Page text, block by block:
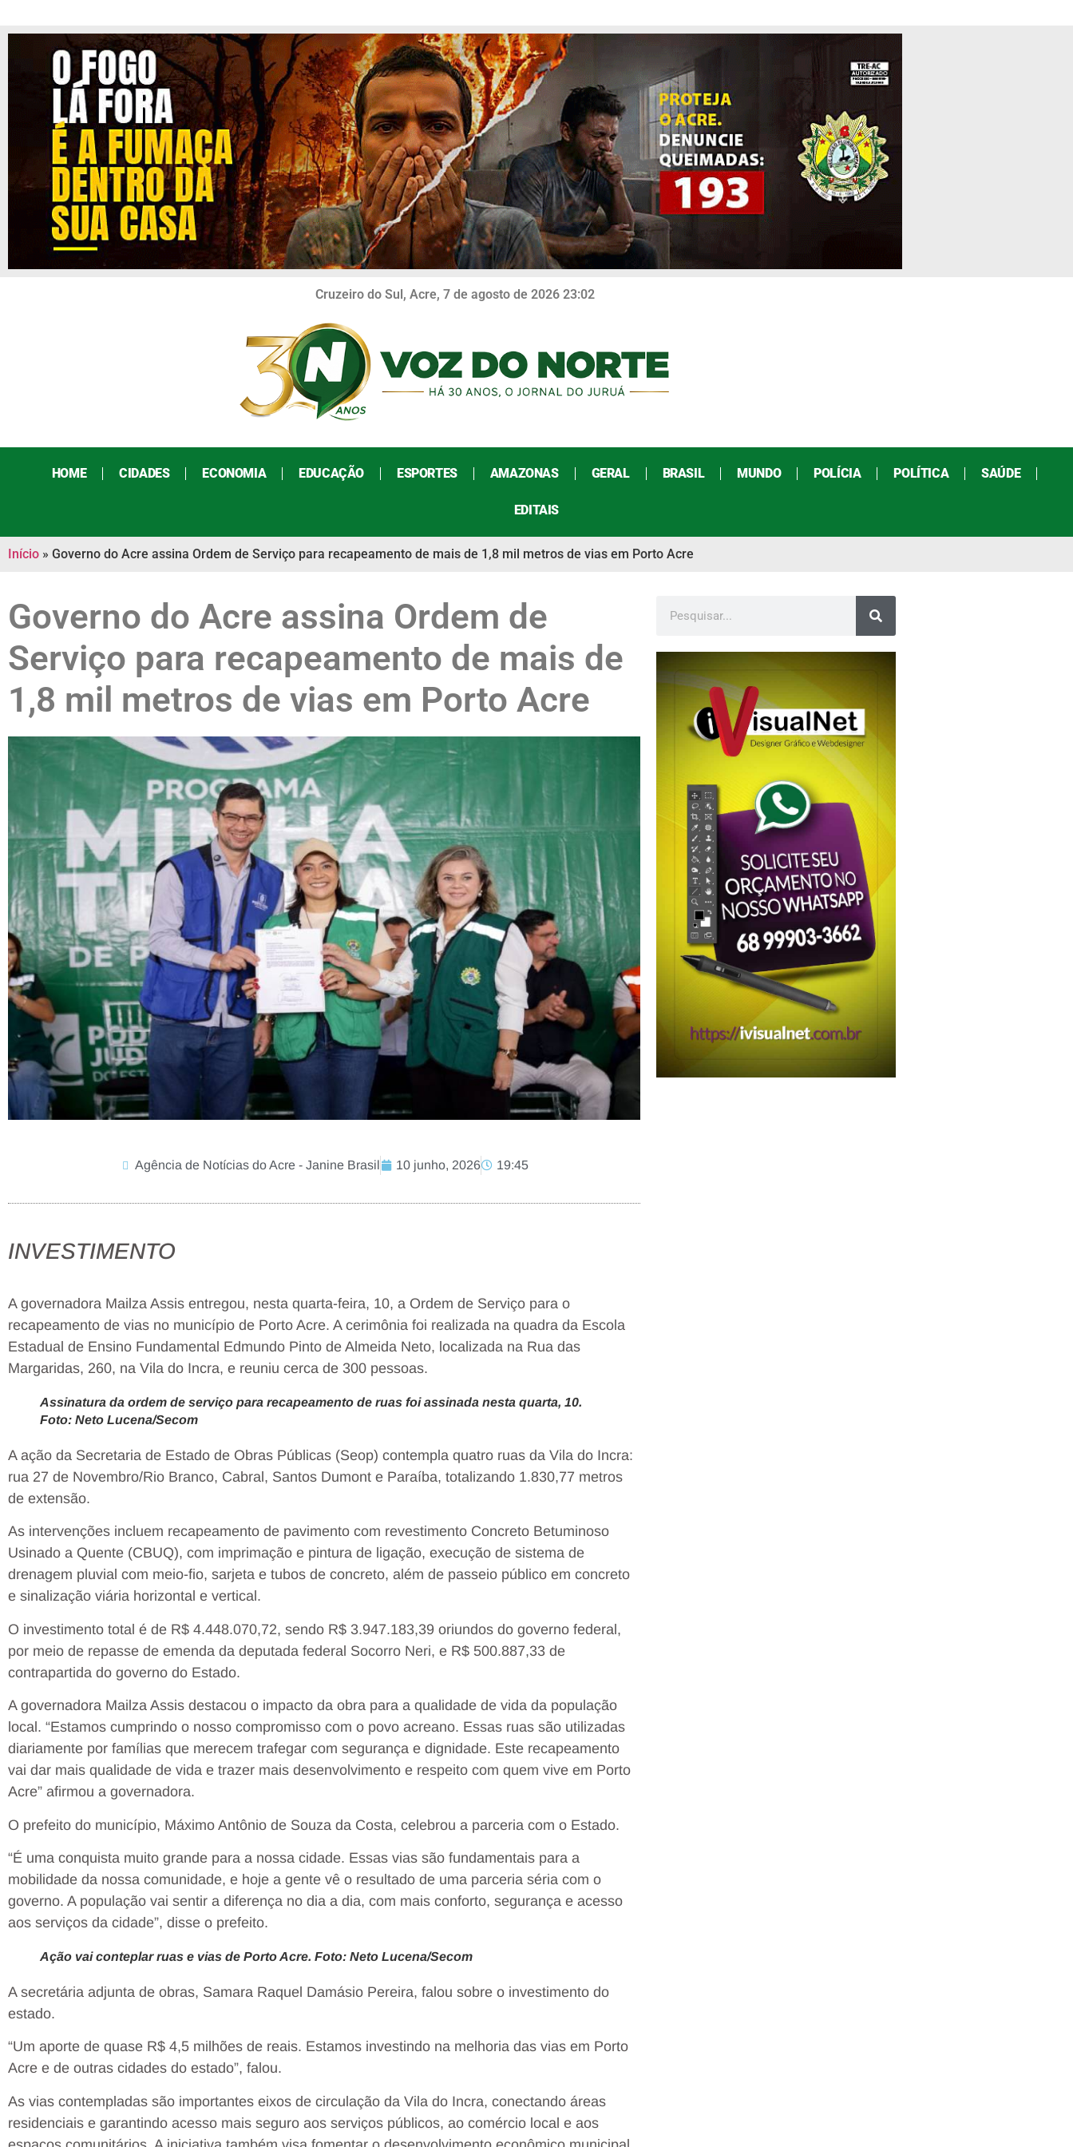
Cruzeiro do Sul, Acre, 7 de agosto de 2026 23:02
HOME CIDADES ECONOMIA EDUCAÇÃO ESPORTES AMAZONAS GERAL BRASIL MUNDO POLÍCIA POLÍTICA SAÚDE
EDITAIS
Início » Governo do Acre assina Ordem de Serviço para recapeamento de mais de 1,8 mil metros de vias em Porto Acre
Governo do Acre assina Ordem de
Serviço para recapeamento de mais de
1,8 mil metros de vias em Porto Acre
Agência de Notícias do Acre - Janine Brasil 10 junho, 2026 19:45
INVESTIMENTO
A governadora Mailza Assis entregou, nesta quarta-feira, 10, a Ordem de Serviço para o
recapeamento de vias no município de Porto Acre. A cerimônia foi realizada na quadra da Escola
Estadual de Ensino Fundamental Edmundo Pinto de Almeida Neto, localizada na Rua das
Margaridas, 260, na Vila do Incra, e reuniu cerca de 300 pessoas.
Assinatura da ordem de serviço para recapeamento de ruas foi assinada nesta quarta, 10.
Foto: Neto Lucena/Secom
A ação da Secretaria de Estado de Obras Públicas (Seop) contempla quatro ruas da Vila do Incra:
rua 27 de Novembro/Rio Branco, Cabral, Santos Dumont e Paraíba, totalizando 1.830,77 metros
de extensão.
As intervenções incluem recapeamento de pavimento com revestimento Concreto Betuminoso
Usinado a Quente (CBUQ), com imprimação e pintura de ligação, execução de sistema de
drenagem pluvial com meio-fio, sarjeta e tubos de concreto, além de passeio público em concreto
e sinalização viária horizontal e vertical.
O investimento total é de R$ 4.448.070,72, sendo R$ 3.947.183,39 oriundos do governo federal,
por meio de repasse de emenda da deputada federal Socorro Neri, e R$ 500.887,33 de
contrapartida do governo do Estado.
A governadora Mailza Assis destacou o impacto da obra para a qualidade de vida da população
local. “Estamos cumprindo o nosso compromisso com o povo acreano. Essas ruas são utilizadas
diariamente por famílias que merecem trafegar com segurança e dignidade. Este recapeamento
vai dar mais qualidade de vida e trazer mais desenvolvimento e respeito com quem vive em Porto
Acre” afirmou a governadora.
O prefeito do município, Máximo Antônio de Souza da Costa, celebrou a parceria com o Estado.
“É uma conquista muito grande para a nossa cidade. Essas vias são fundamentais para a
mobilidade da nossa comunidade, e hoje a gente vê o resultado de uma parceria séria com o
governo. A população vai sentir a diferença no dia a dia, com mais conforto, segurança e acesso
aos serviços da cidade”, disse o prefeito.
Ação vai conteplar ruas e vias de Porto Acre. Foto: Neto Lucena/Secom
A secretária adjunta de obras, Samara Raquel Damásio Pereira, falou sobre o investimento do
estado.
“Um aporte de quase R$ 4,5 milhões de reais. Estamos investindo na melhoria das vias em Porto
Acre e de outras cidades do estado”, falou.
As vias contempladas são importantes eixos de circulação da Vila do Incra, conectando áreas
residenciais e garantindo acesso mais seguro aos serviços públicos, ao comércio local e aos